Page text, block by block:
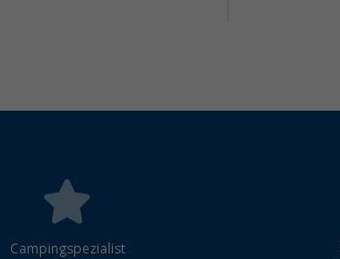
Campingspezialist